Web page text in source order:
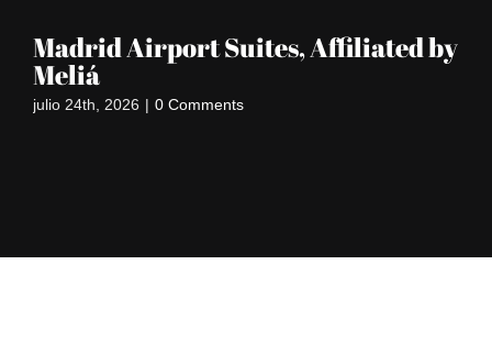
Madrid Airport Suites, Affiliated by
Meliá
julio 24th, 2026 | 0 Comments